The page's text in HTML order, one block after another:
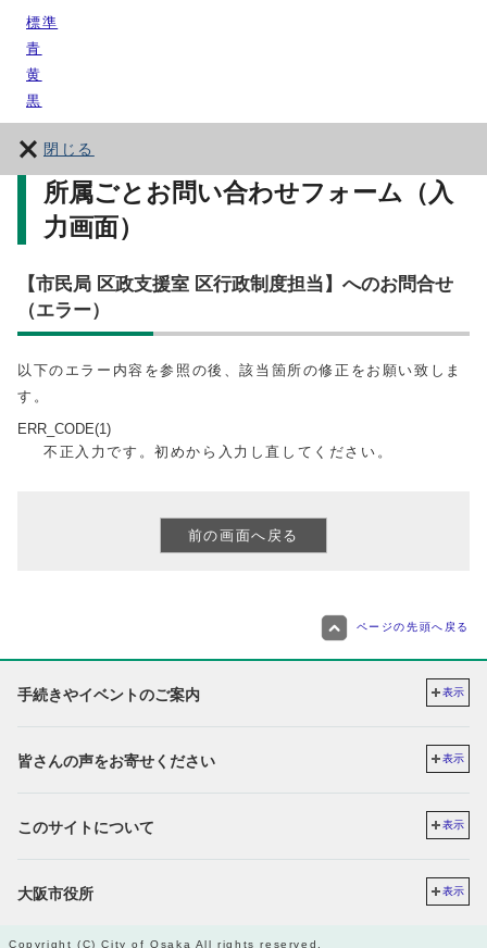
標準
青
黄
黒
閉じる
所属ごとお問い合わせフォーム（入
力画面）
【市民局 区政支援室 区行政制度担当】へのお問合せ
（エラー）
以下のエラー内容を参照の後、該当箇所の修正をお願い致しま
す。
ERR_CODE(1)
不正入力です。初めから入力し直してください。
ページの先頭へ戻る
手続きやイベントのご案内 表示
皆さんの声をお寄せください 表示
このサイトについて 表示
大阪市役所 表示
Copyright (C) City of Osaka All rights reserved.